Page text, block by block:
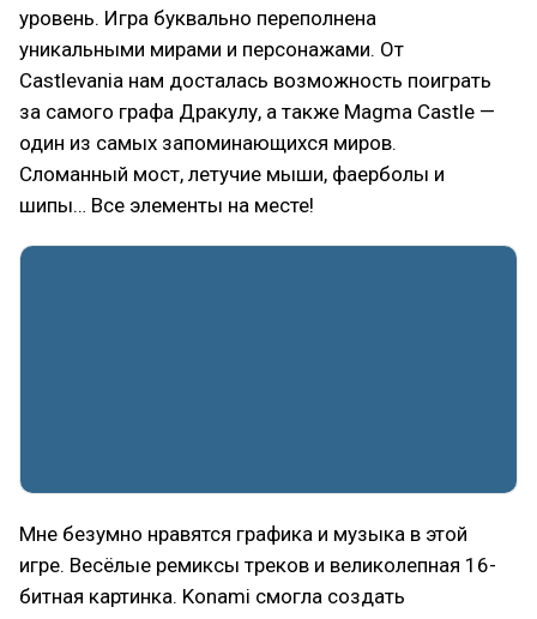
уровень. Игра буквально переполнена
уникальными мирами и персонажами. От
Castlevania нам досталась возможность поиграть
за самого графа Дракулу, а также Magma Castle —
один из самых запоминающихся миров.
Сломанный мост, летучие мыши, фаерболы и
шипы… Все элементы на месте!
Мне безумно нравятся графика и музыка в этой
игре. Весёлые ремиксы треков и великолепная 16-
битная картинка. Konami смогла создать